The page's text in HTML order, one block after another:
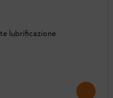
lubrificazione